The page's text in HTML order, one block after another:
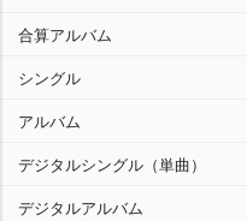
合算アルバム
シングル
アルバム
デジタルシングル（単曲）
デジタルアルバム